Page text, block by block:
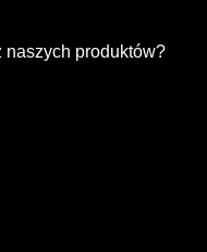
naszych produktów?